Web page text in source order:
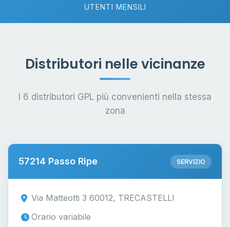
UTENTI MENSILI
Distributori nelle vicinanze
I 6 distributori GPL più convenienti nella stessa
zona
57214 Passo Ripe SERVIZIO
Via Matteotti 3 60012, TRECASTELLI
Orario variabile